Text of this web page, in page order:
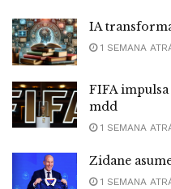
IA
1 SEMANA
FIFA
mdd
1 SEMANA
Zidane
1 SEMANA